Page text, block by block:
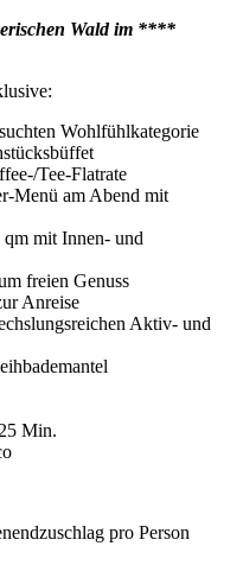
Wald im ****
Wohlfühlkategorie
Tee-Flatrate
Menü am Abend mit
mit Innen- und
freien Genuss
Anreise
Aktiv- und
Min.
pro Person